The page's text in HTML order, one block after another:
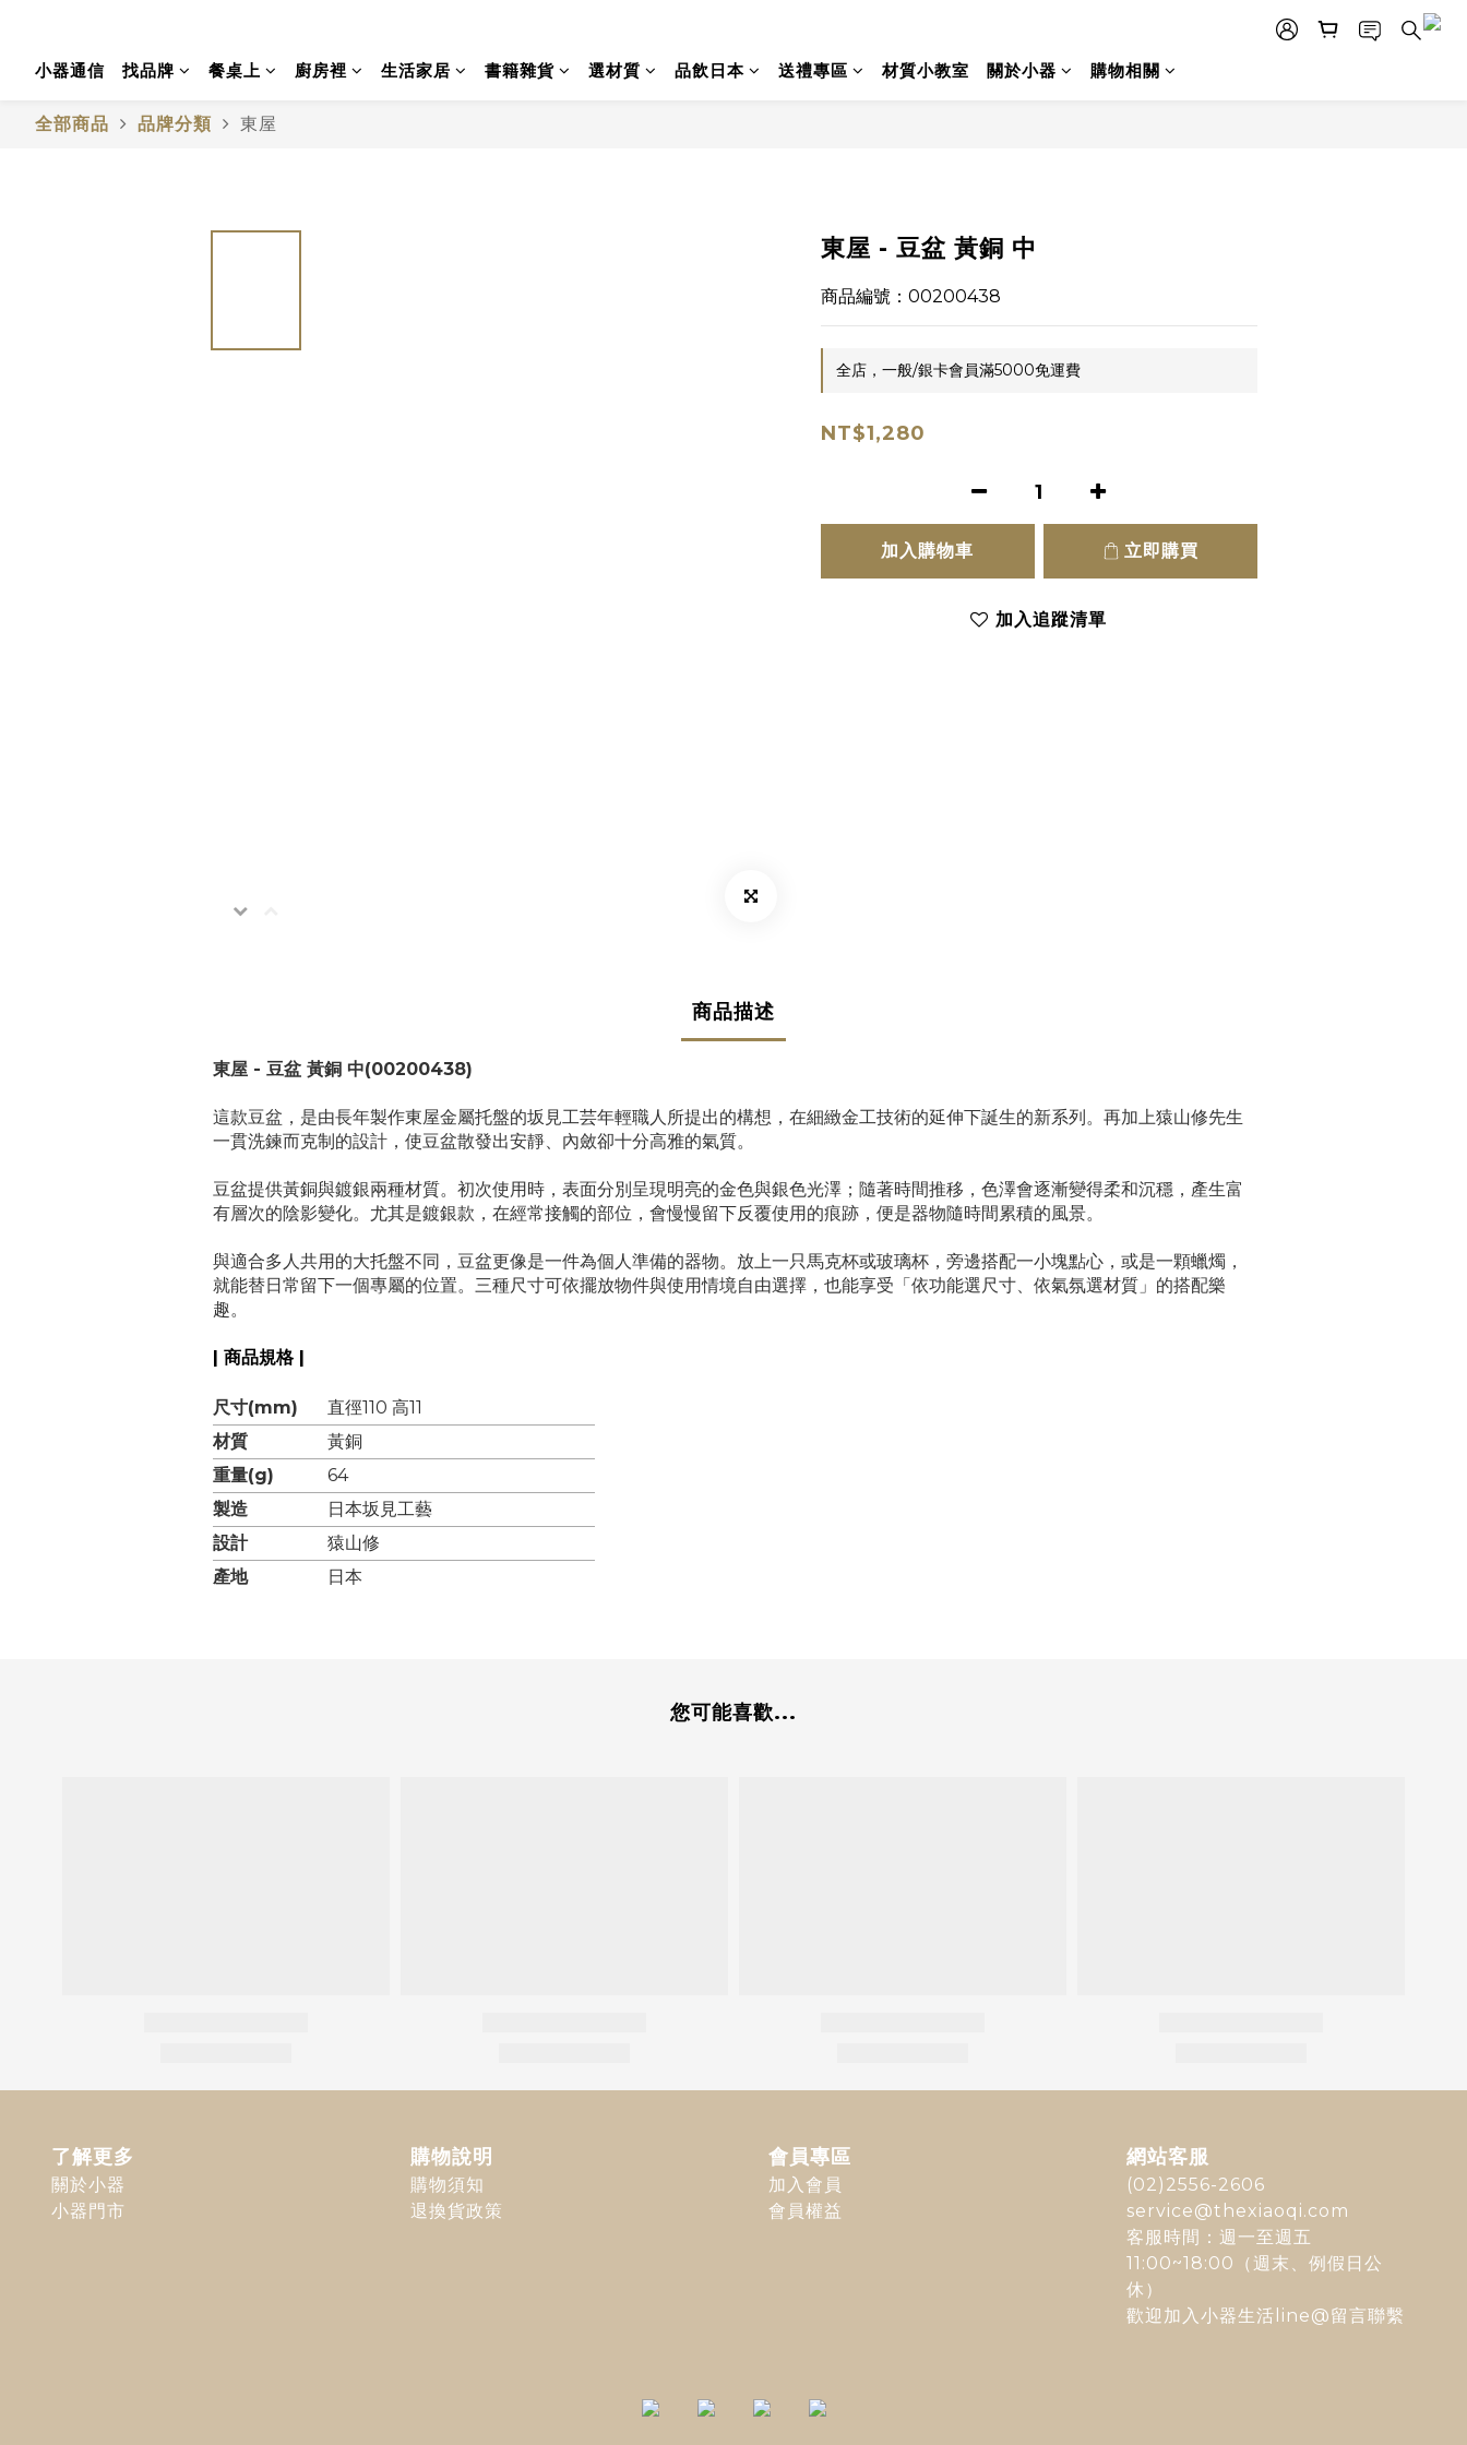
小器通信 找品牌 餐桌上 廚房裡 生活家居 書籍雜貨 選材質 品飲日本 送禮專區 材質小教室 關於小器 購物相關
全部商品 品牌分類 東屋
東屋 - 豆盆 黃銅 中
商品編號：00200438
全店，一般/銀卡會員滿5000免運費
NT$1,280
加入購物車 立即購買
加入追蹤清單
商品描述
東屋 - 豆盆 黃銅 中(00200438)
這款豆盆，是由長年製作東屋金屬托盤的坂見工芸年輕職人所提出的構想，在細緻金工技術的延伸下誕生的新系列。再加上猿山修先生
一貫洗鍊而克制的設計，使豆盆散發出安靜、內斂卻十分高雅的氣質。
豆盆提供黃銅與鍍銀兩種材質。初次使用時，表面分別呈現明亮的金色與銀色光澤；隨著時間推移，色澤會逐漸變得柔和沉穩，產生富
有層次的陰影變化。尤其是鍍銀款，在經常接觸的部位，會慢慢留下反覆使用的痕跡，便是器物隨時間累積的風景。
與適合多人共用的大托盤不同，豆盆更像是一件為個人準備的器物。放上一只馬克杯或玻璃杯，旁邊搭配一小塊點心，或是一顆蠟燭，
就能替日常留下一個專屬的位置。三種尺寸可依擺放物件與使用情境自由選擇，也能享受「依功能選尺寸、依氣氛選材質」的搭配樂
趣。
| 商品規格 |
尺寸(mm)
直徑110 高11
材質
黃銅
重量(g)
64
製造
日本坂見工藝
設計
猿山修
產地
日本
您可能喜歡...
了解更多
關於小器
小器門市
購物說明
購物須知
退換貨政策
會員專區
加入會員
會員權益
網站客服
(02)2556-2606
service@thexiaoqi.com
客服時間：週一至週五
11:00~18:00（週末、例假日公
休）
歡迎加入 小器生活line@留言聯繫